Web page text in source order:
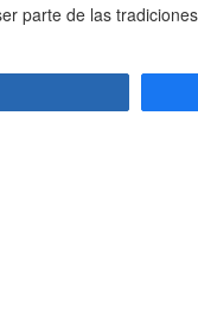
parte de las